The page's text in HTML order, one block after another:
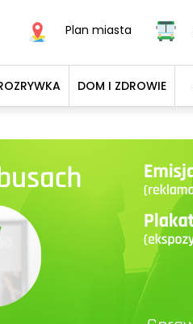
Plan miasta
DOM I ZDROWIE